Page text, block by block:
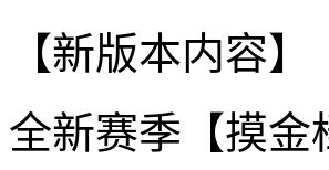
【新版本内容】
全新赛季【摸金